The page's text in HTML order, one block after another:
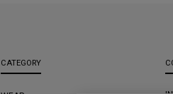
CATEGORY